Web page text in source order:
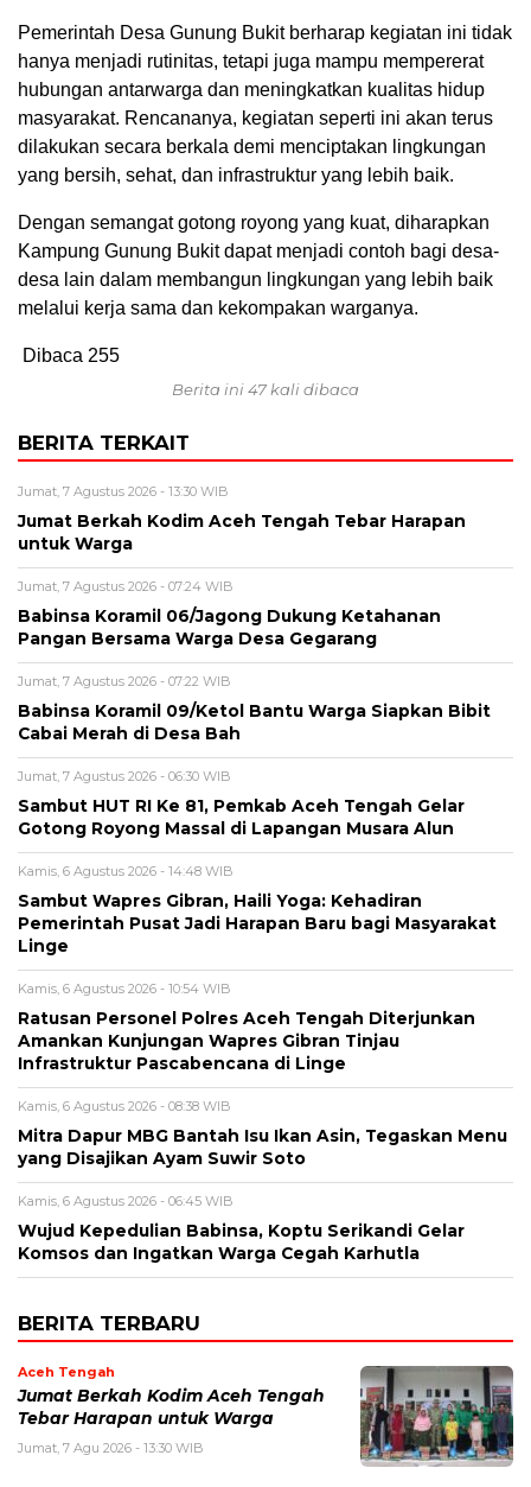
Pemerintah Desa Gunung Bukit berharap kegiatan ini tidak
hanya menjadi rutinitas, tetapi juga mampu mempererat
hubungan antarwarga dan meningkatkan kualitas hidup
masyarakat. Rencananya, kegiatan seperti ini akan terus
dilakukan secara berkala demi menciptakan lingkungan
yang bersih, sehat, dan infrastruktur yang lebih baik.
Dengan semangat gotong royong yang kuat, diharapkan
Kampung Gunung Bukit dapat menjadi contoh bagi desa-
desa lain dalam membangun lingkungan yang lebih baik
melalui kerja sama dan kekompakan warganya.
Dibaca 255
Berita ini 47 kali dibaca
BERITA TERKAIT
Jumat, 7 Agustus 2026 - 13:30 WIB
Jumat Berkah Kodim Aceh Tengah Tebar Harapan
untuk Warga
Jumat, 7 Agustus 2026 - 07:24 WIB
‎Babinsa Koramil 06/Jagong Dukung Ketahanan
Pangan Bersama Warga Desa Gegarang
Jumat, 7 Agustus 2026 - 07:22 WIB
‎Babinsa Koramil 09/Ketol Bantu Warga Siapkan Bibit
Cabai Merah di Desa Bah
Jumat, 7 Agustus 2026 - 06:30 WIB
Sambut HUT RI Ke 81, Pemkab Aceh Tengah Gelar
Gotong Royong Massal di Lapangan Musara Alun
Kamis, 6 Agustus 2026 - 14:48 WIB
‎Sambut Wapres Gibran, Haili Yoga: Kehadiran
Pemerintah Pusat Jadi Harapan Baru bagi Masyarakat
Linge
Kamis, 6 Agustus 2026 - 10:54 WIB
Ratusan Personel Polres Aceh Tengah Diterjunkan
Amankan Kunjungan Wapres Gibran Tinjau
Infrastruktur Pascabencana di Linge
Kamis, 6 Agustus 2026 - 08:38 WIB
‎Mitra Dapur MBG Bantah Isu Ikan Asin, Tegaskan Menu
yang Disajikan Ayam Suwir Soto
Kamis, 6 Agustus 2026 - 06:45 WIB
‎Wujud Kepedulian Babinsa, Koptu Serikandi Gelar
Komsos dan Ingatkan Warga Cegah Karhutla ‎
BERITA TERBARU
Aceh Tengah
Jumat Berkah Kodim Aceh Tengah
Tebar Harapan untuk Warga
Jumat, 7 Agu 2026 - 13:30 WIB